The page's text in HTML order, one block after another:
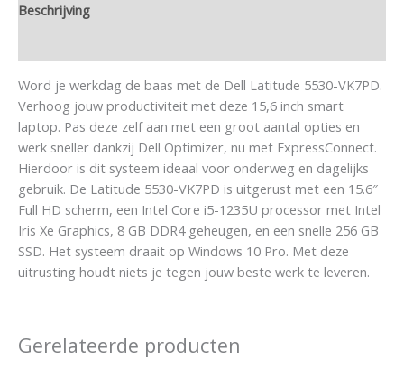
Beschrijving
Word je werkdag de baas met de Dell Latitude 5530-VK7PD.
Verhoog jouw productiviteit met deze 15,6 inch smart
laptop. Pas deze zelf aan met een groot aantal opties en
werk sneller dankzij Dell Optimizer, nu met ExpressConnect.
Hierdoor is dit systeem ideaal voor onderweg en dagelijks
gebruik. De Latitude 5530-VK7PD is uitgerust met een 15.6″
Full HD scherm, een Intel Core i5-1235U processor met Intel
Iris Xe Graphics, 8 GB DDR4 geheugen, en een snelle 256 GB
SSD. Het systeem draait op Windows 10 Pro. Met deze
uitrusting houdt niets je tegen jouw beste werk te leveren.
Gerelateerde producten